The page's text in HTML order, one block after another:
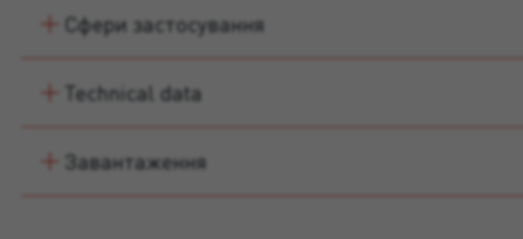
Сфери застосування
Technical data
Завантаження